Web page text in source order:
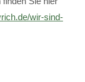
wir-sind-